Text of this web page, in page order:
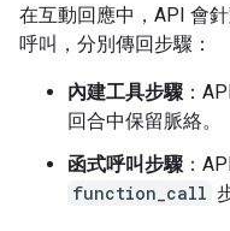
在互動回應中，API 會
呼叫，分別傳回步驟：
內建工具步驟 ：
回合中保留脈絡。
函式呼叫步驟 ：
function_call